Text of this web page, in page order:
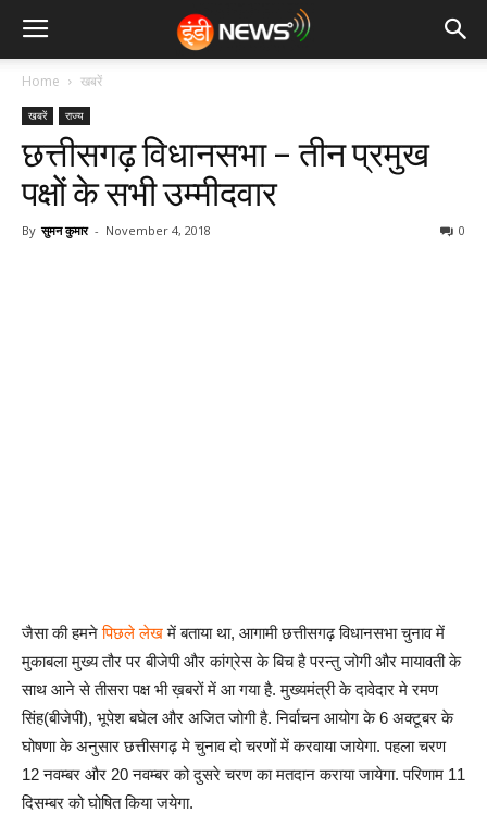
Home खबरें
खबरें राज्य
छत्तीसगढ़ विधानसभा – तीन प्रमुख
पक्षों के सभी उम्मीदवार
By सुमन कुमार - November 4, 2018 0
जैसा की हमनेपिछले लेखमें बताया था, आगामी छत्तीसगढ़ विधानसभा चुनाव में
मुकाबला मुख्य तौर पर बीजेपी और कांग्रेस के बिच है परन्तु जोगी और मायावती के
साथ आने से तीसरा पक्ष भी ख़बरों में आ गया है. मुख्यमंत्री के दावेदार मे रमण
सिंह(बीजेपी), भूपेश बघेल और अजित जोगी है. निर्वाचन आयोग के 6 अक्टूबर के
घोषणा के अनुसार छत्तीसगढ़ मे चुनाव दो चरणों में करवाया जायेगा. पहला चरण
12 नवम्बर और 20 नवम्बर को दुसरे चरण का मतदान कराया जायेगा. परिणाम 11
दिसम्बर को घोषित किया जयेगा.